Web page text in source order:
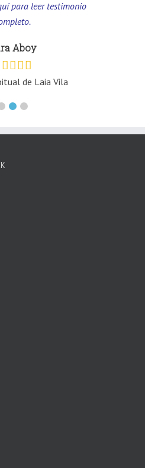
para leer testimonio
Aboy
de Laia Vila